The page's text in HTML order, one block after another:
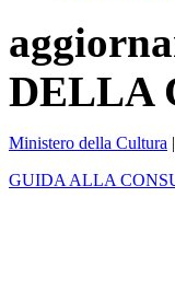
DELLA
Ministero della Cultura |
GUIDA ALLA